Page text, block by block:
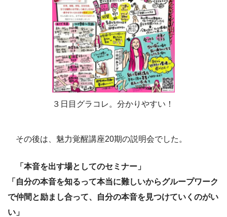
３日目グラコレ。分かりやすい！
その後は、魅力覚醒講座20期の説明会でした。
「本音を出す場としてのセミナー」
「自分の本音を知るって本当に難しいからグループワーク
で仲間と励まし合って、自分の本音を見つけていくのがい
い」